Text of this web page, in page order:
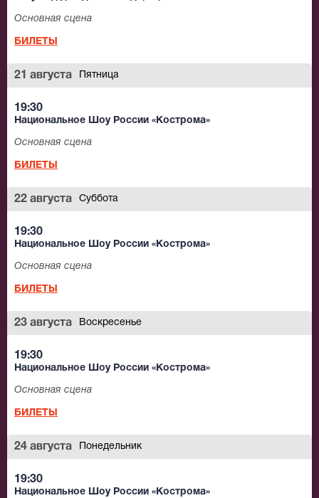
Основная сцена
БИЛЕТЫ
21 августа Пятница
19:30
Национальное Шоу России «Кострома»
Основная сцена
БИЛЕТЫ
22 августа Суббота
19:30
Национальное Шоу России «Кострома»
Основная сцена
БИЛЕТЫ
23 августа Воскресенье
19:30
Национальное Шоу России «Кострома»
Основная сцена
БИЛЕТЫ
24 августа Понедельник
19:30
Национальное Шоу России «Кострома»